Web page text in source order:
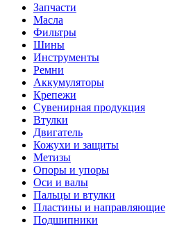
Запчасти
Масла
Фильтры
Шины
Инструменты
Ремни
Аккумуляторы
Крепежи
Сувенирная продукция
Втулки
Двигатель
Кожухи и защиты
Метизы
Опоры и упоры
Оси и валы
Пальцы и втулки
Пластины и направляющие
Подшипники